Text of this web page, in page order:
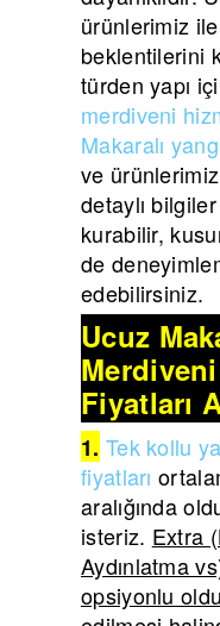
ürünlerimiz
beklentilerini
türden yapı
merdiveni
Makaralı
ve
detaylı
kurabilir,
de
edebilirsiniz.
Ucuz
Fiyatları
1. Tek kollu
fiyatları
aralığında
isteriz. Extra
Aydınlatma
opsiyonlu